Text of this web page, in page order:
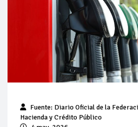
Baja 5% más el precio
Aumentan 83% ventas de diésel
Aumenta la producción de
está lejos de la meta
Medio Oriente
Fuente: Diario Oficial de la
Hacienda y Crédito Público